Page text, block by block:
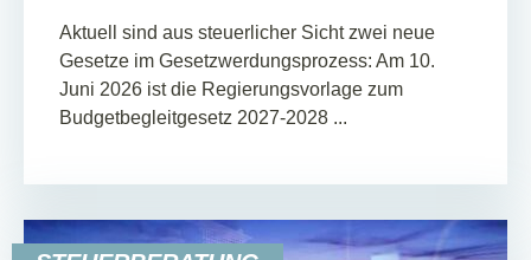
Aktuell sind aus steuerlicher Sicht zwei neue
Gesetze im Gesetzwerdungsprozess: Am 10.
Juni 2026 ist die Regierungsvorlage zum
Budgetbegleitgesetz 2027-2028 ...